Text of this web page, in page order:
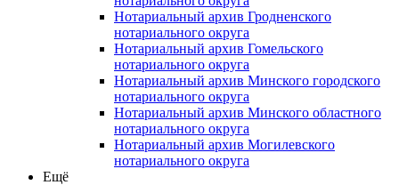
Нотариальный архив Гродненского
нотариального округа
Нотариальный архив Гомельского
нотариального округа
Нотариальный архив Минского городского
нотариального округа
Нотариальный архив Минского областного
нотариального округа
Нотариальный архив Могилевского
нотариального округа
Ещё